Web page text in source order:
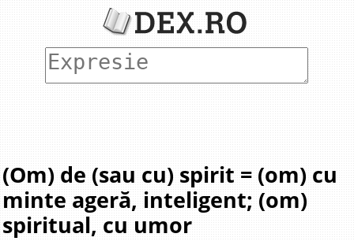
(Om) de (sau cu) spirit = (om) cu
minte ageră, inteligent; (om)
spiritual, cu umor